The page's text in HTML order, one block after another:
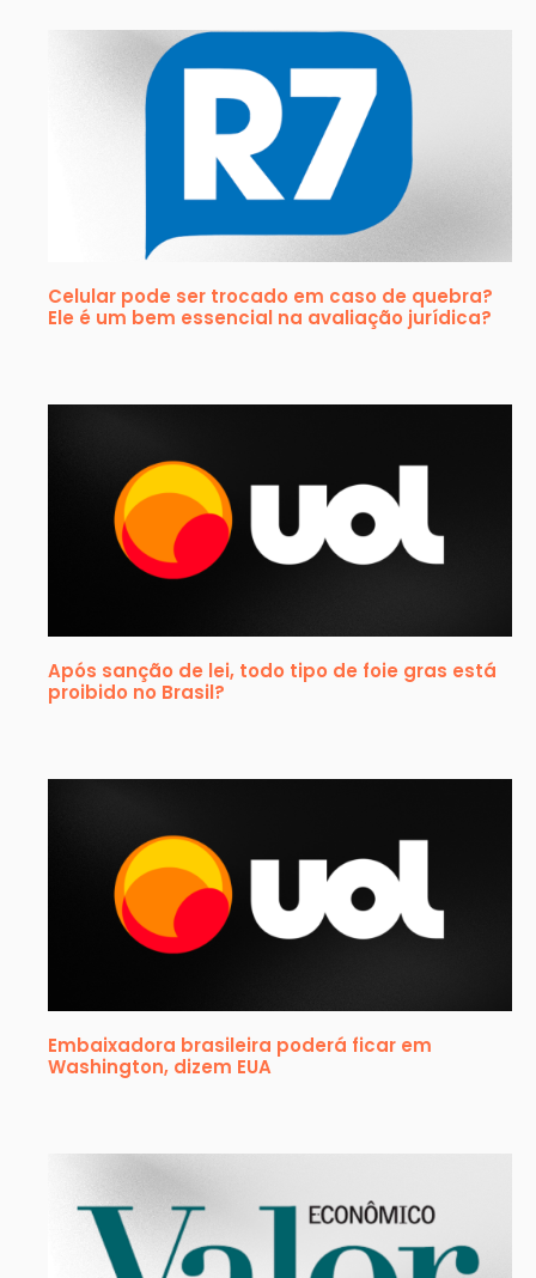
Celular pode ser trocado em caso de quebra?
Ele é um bem essencial na avaliação jurídica?
Após sanção de lei, todo tipo de foie gras está
proibido no Brasil?
Embaixadora brasileira poderá ficar em
Washington, dizem EUA